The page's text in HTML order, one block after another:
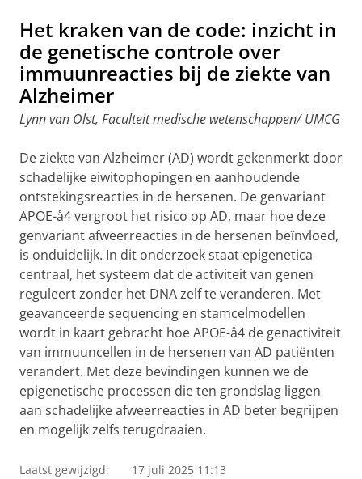
Het kraken van de code: inzicht in
de genetische controle over
immuunreacties bij de ziekte van
Alzheimer
Lynn van Olst, Faculteit medische wetenschappen/ UMCG
De ziekte van Alzheimer (AD) wordt gekenmerkt door
schadelijke eiwitophopingen en aanhoudende
ontstekingsreacties in de hersenen. De genvariant
APOE-å4 vergroot het risico op AD, maar hoe deze
genvariant afweerreacties in de hersenen beïnvloed,
is onduidelijk. In dit onderzoek staat epigenetica
centraal, het systeem dat de activiteit van genen
reguleert zonder het DNA zelf te veranderen. Met
geavanceerde sequencing en stamcelmodellen
wordt in kaart gebracht hoe APOE-å4 de genactiviteit
van immuuncellen in de hersenen van AD patiënten
verandert. Met deze bevindingen kunnen we de
epigenetische processen die ten grondslag liggen
aan schadelijke afweerreacties in AD beter begrijpen
en mogelijk zelfs terugdraaien.
Laatst gewijzigd: 17 juli 2025 11:13